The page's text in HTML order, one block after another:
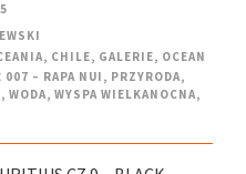
, CHILE, GALERIE, OCEAN
007 – RAPA NUI , PRZYRODA,
, WODA, WYSPA WIELKANOCNA,